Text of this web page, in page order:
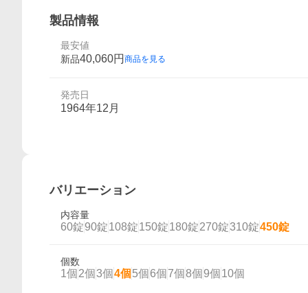
製品情報
最安値
新品40,060円 商品を見る
発売日
1964年12月
バリエーション
内容量
60錠90錠108錠150錠180錠270錠310錠450錠
個数
1個 2個 3個 4個 5個 6個 7個 8個 9個 10個